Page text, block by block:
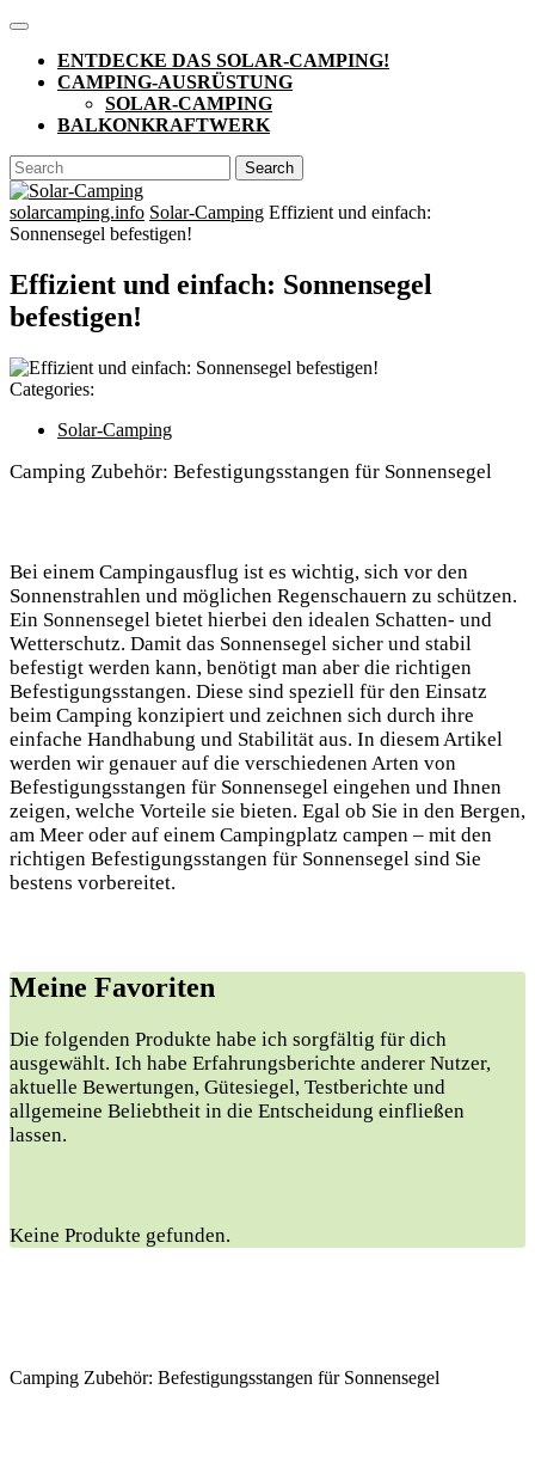
Skip
content
Open
ButtonENTDECKE DAS SOLAR-CAMPING!
CAMPING-AUSRÜSTUNG
SOLAR-CAMPING
BALKONKRAFTWERK
CLOSE
BUTTON
Search
for:
solarcamping.info Solar-Camping Effizient und einfach:
Sonnensegel befestigen!
Effizient und einfach: Sonnensegel
befestigen!
Categories:
Solar-Camping
Camping Zubehör: Befestigungsstangen für Sonnensegel
Bei einem Campingausflug ist es wichtig, sich vor den
Sonnenstrahlen und möglichen Regenschauern zu schützen.
Ein Sonnensegel bietet hierbei den idealen Schatten- und
Wetterschutz. Damit das Sonnensegel sicher und stabil
befestigt werden kann, benötigt man aber die richtigen
Befestigungsstangen. Diese sind speziell für den Einsatz
beim Camping konzipiert und zeichnen sich durch ihre
einfache Handhabung und Stabilität aus. In diesem Artikel
werden wir genauer auf die verschiedenen Arten von
Befestigungsstangen für Sonnensegel eingehen und Ihnen
zeigen, welche Vorteile sie bieten. Egal ob Sie in den Bergen,
am Meer oder auf einem Campingplatz campen – mit den
richtigen Befestigungsstangen für Sonnensegel sind Sie
bestens vorbereitet.
Meine Favoriten
Die folgenden Produkte habe ich sorgfältig für dich
ausgewählt. Ich habe Erfahrungsberichte anderer Nutzer,
aktuelle Bewertungen, Gütesiegel, Testberichte und
allgemeine Beliebtheit in die Entscheidung einfließen
lassen.
Keine Produkte gefunden.
Camping Zubehör: Befestigungsstangen für Sonnensegel